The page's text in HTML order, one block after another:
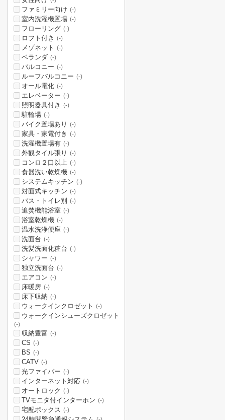
ファミリー向け (-)
室内洗濯機置場 (-)
フローリング (-)
ロフト付き (-)
メゾネット (-)
ベランダ (-)
バルコニー (-)
ルーフバルコニー (-)
オール電化 (-)
エレベーター (-)
照明器具付き (-)
駐輪場 (-)
バイク置場あり (-)
家具・家電付き (-)
洗濯機置場有 (-)
外観タイル張り (-)
コンロ２口以上 (-)
食器洗い乾燥機 (-)
システムキッチン (-)
対面式キッチン (-)
バス・トイレ別 (-)
追焚機能浴室 (-)
浴室乾燥機 (-)
温水洗浄便座 (-)
洗面台 (-)
洗髪洗面化粧台 (-)
シャワー (-)
独立洗面台 (-)
エアコン (-)
床暖房 (-)
床下収納 (-)
ウォークインクロゼット (-)
ウォークインシューズクロゼット
(-)
収納豊富 (-)
CS (-)
BS (-)
CATV (-)
光ファイバー (-)
インターネット対応 (-)
オートロック (-)
TVモニタ付インターホン (-)
宅配ボックス (-)